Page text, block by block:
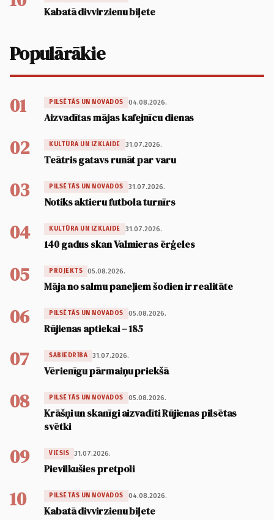
Kabatā divvirzienu biļete
Populārākie
01 PILSĒTĀS UN NOVADOS 04.08.2026.
Aizvadītas mājas kafejnīcu dienas
02 KULTŪRA UN IZKLAIDE 31.07.2026.
Teātris gatavs runāt par varu
03 PILSĒTĀS UN NOVADOS 31.07.2026.
Notiks aktieru futbola turnīrs
04 KULTŪRA UN IZKLAIDE 31.07.2026.
140 gadus skan Valmieras ērģeles
05 PROJEKTS 05.08.2026.
Māja no salmu paneļiem šodien ir realitāte
06 PILSĒTĀS UN NOVADOS 05.08.2026.
Rūjienas aptiekai – 185
07 SABIEDRĪBA 31.07.2026.
Vērienīgu pārmaiņu priekšā
08 PILSĒTĀS UN NOVADOS 05.08.2026.
Krāšņi un skanīgi aizvadīti Rūjienas pilsētas
svētki
09 VIESIS 31.07.2026.
Pievilkušies pretpoli
10 PILSĒTĀS UN NOVADOS 04.08.2026.
Kabatā divvirzienu biļete